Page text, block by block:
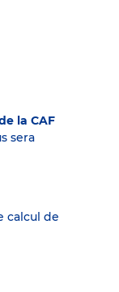
la CAF
sera
calcul de